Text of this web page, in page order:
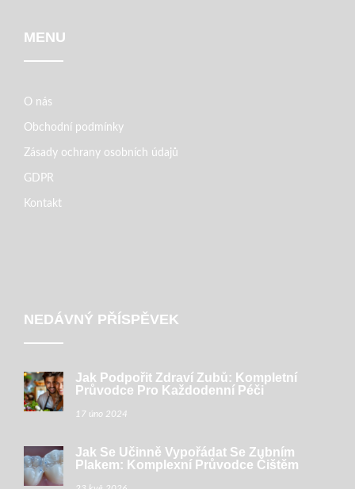
MENU
O nás
Obchodní podmínky
Zásady ochrany osobních údajů
GDPR
Kontakt
NEDÁVNÝ PŘÍSPĚVEK
Jak Podpořit Zdraví Zubů: Kompletní
Průvodce Pro Každodenní Péči
17 úno 2024
Jak Se Účinně Vypořádat Se Zubním
Plakem: Komplexní Průvodce Čištěm